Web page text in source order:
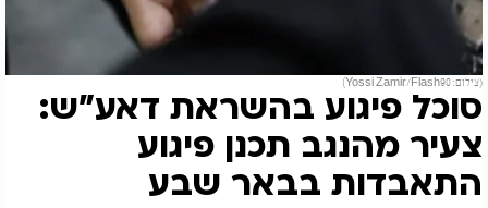
(צילום: Yossi Zamir/Flash90)
סוכל פיגוע בהשראת דאע"ש:
צעיר מהנגב תכנן פיגוע
התאבדות בבאר שבע